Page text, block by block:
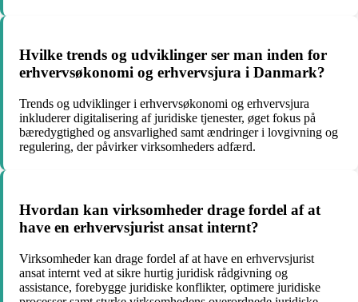
Hvilke trends og udviklinger ser man inden for
erhvervsøkonomi og erhvervsjura i Danmark?
Trends og udviklinger i erhvervsøkonomi og erhvervsjura
inkluderer digitalisering af juridiske tjenester, øget fokus på
bæredygtighed og ansvarlighed samt ændringer i lovgivning og
regulering, der påvirker virksomheders adfærd.
Hvordan kan virksomheder drage fordel af at
have en erhvervsjurist ansat internt?
Virksomheder kan drage fordel af at have en erhvervsjurist
ansat internt ved at sikre hurtig juridisk rådgivning og
assistance, forebygge juridiske konflikter, optimere juridiske